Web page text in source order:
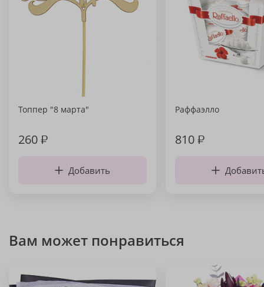
Топпер "8 марта"
260₽
Добавить
Раффаэлло
810₽
Вам может понравиться